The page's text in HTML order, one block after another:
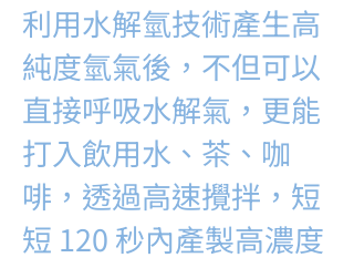
利用水解氫技術產生高
純度氫氣後，不但可以
直接呼吸水解氣，更能
打入飲用水、茶、咖
啡，透過高速攪拌，短
短 120 秒內產製高濃度